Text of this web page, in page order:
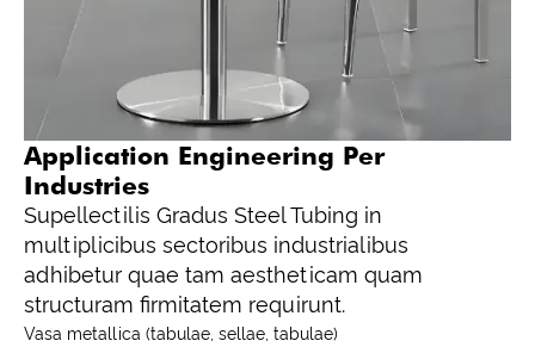
Application Engineering Per
Industries
Supellectilis Gradus Steel Tubing in
multiplicibus sectoribus industrialibus
adhibetur quae tam aestheticam quam
structuram firmitatem requirunt.
Vasa metallica (tabulae, sellae, tabulae)